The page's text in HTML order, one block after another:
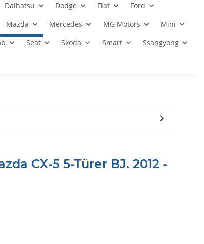
Daihatsu Dodge Fiat
Ford
Mazda Mercedes MG Motors
Mini
Seat Skoda Smart
Ssangyong
CX-5 5-Türer BJ. 2012 -